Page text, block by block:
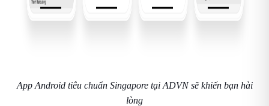
App Android tiêu chuẩn Singapore tại ADVN sẽ khiến bạn hài
lòng